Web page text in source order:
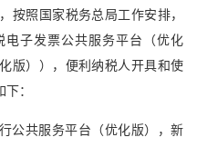
按照国家税务总局工作安排，
电子发票公共服务平台（优化
版）），便利纳税人开具和使
：
公共服务平台（优化版），新